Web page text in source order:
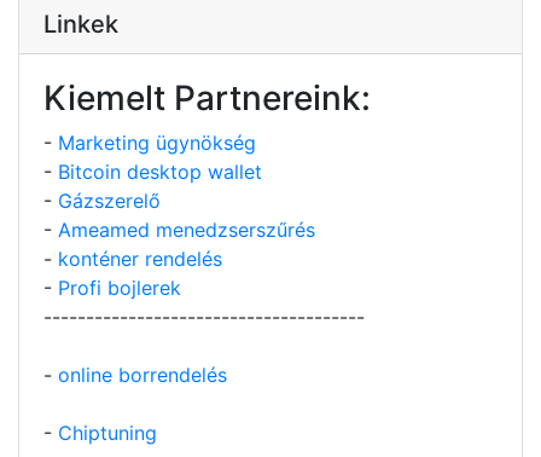
Linkek
Kiemelt Partnereink:
- Marketing ügynökség
- Bitcoin desktop wallet
- Gázszerelő
- Ameamed menedzserszűrés
- konténer rendelés
- Profi bojlerek
--------------------------------------
- online borrendelés
- Chiptuning